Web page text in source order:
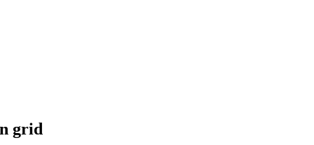
grid